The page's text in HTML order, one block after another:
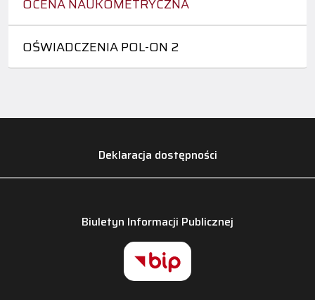
OCENA NAUKOMETRYCZNA
OŚWIADCZENIA POL-ON 2
Deklaracja dostępności
Biuletyn Informacji Publicznej